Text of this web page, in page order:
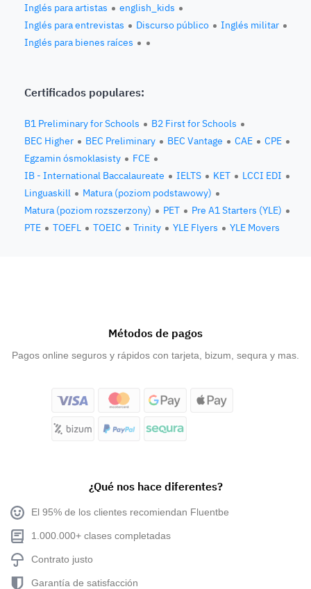
Inglés para artistas
english_kids
Inglés para entrevistas
Discurso público
Inglés militar
Inglés para bienes raíces
Certificados populares:
B1 Preliminary for Schools
B2 First for Schools
BEC Higher
BEC Preliminary BEC Vantage CAE
CPE
Egzamin ósmoklasisty
FCE
IB - International Baccalaureate
IELTS KET
LCCI EDI
Linguaskill
Matura (poziom podstawowy)
Matura (poziom rozszerzony)
PET
Pre A1 Starters (YLE)
PTE
TOEFL TOEIC Trinity YLE Flyers YLE Movers
Métodos de pagos
Pagos online seguros y rápidos con tarjeta, bizum, sequra y mas.
¿Qué nos hace diferentes?
El 95% de los clientes recomiendan Fluentbe
1.000.000+ clases completadas
Contrato justo
Garantía de satisfacción